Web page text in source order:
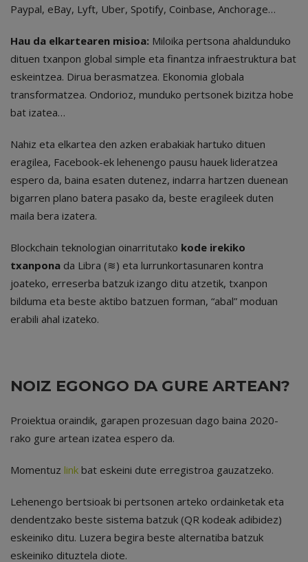
Paypal, eBay, Lyft, Uber, Spotify, Coinbase, Anchorage…
Hau da elkartearen misioa: Miloika pertsona ahaldunduko
dituen txanpon global simple eta finantza infraestruktura bat
eskeintzea. Dirua berasmatzea. Ekonomia globala
transformatzea. Ondorioz, munduko pertsonek bizitza hobe
bat izatea…
Nahiz eta elkartea den azken erabakiak hartuko dituen
eragilea, Facebook-ek lehenengo pausu hauek lideratzea
espero da, baina esaten dutenez, indarra hartzen duenean
bigarren plano batera pasako da, beste eragileek duten
maila bera izatera.
Blockchain teknologian oinarritutako kode irekiko
txanpona da Libra (≋) eta lurrunkortasunaren kontra
joateko, erreserba batzuk izango ditu atzetik, txanpon
bilduma eta beste aktibo batzuen forman, “abal” moduan
erabili ahal izateko.
NOIZ EGONGO DA GURE ARTEAN?
Proiektua oraindik, garapen prozesuan dago baina 2020-
rako gure artean izatea espero da.
Momentuz link bat eskeini dute erregistroa gauzatzeko.
Lehenengo bertsioak bi pertsonen arteko ordainketak eta
dendentzako beste sistema batzuk (QR kodeak adibidez)
eskeiniko ditu. Luzera begira beste alternatiba batzuk
eskeiniko dituztela diote.